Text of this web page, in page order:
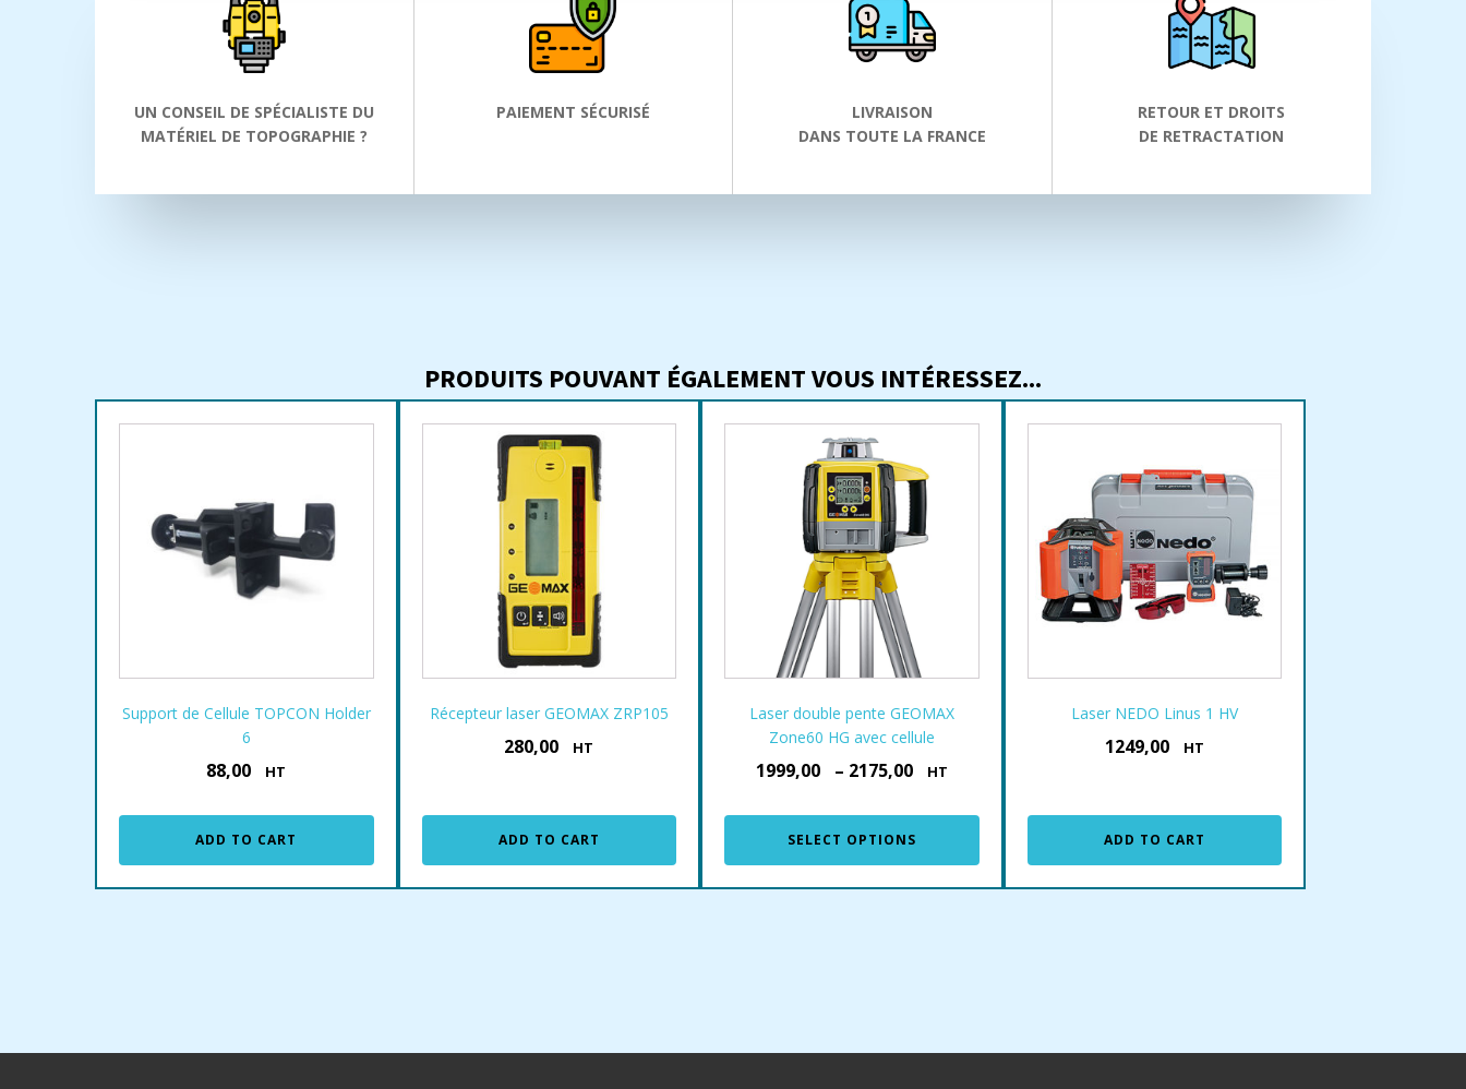
UN CONSEIL DE SPÉCIALISTE DU
MATÉRIEL DE TOPOGRAPHIE ?
PAIEMENT SÉCURISÉ
LIVRAISON
DANS TOUTE LA FRANCE
RETOUR ET DROITS
DE RETRACTATION
PRODUITS POUVANT ÉGALEMENT VOUS INTÉRESSEZ...
Support de Cellule TOPCON Holder
6
88,00 HT
ADD TO CART
Récepteur laser GEOMAX ZRP105
280,00 HT
ADD TO CART
Laser double pente GEOMAX
Zone60 HG avec cellule
1999,00€ – 2175,00€ HT
SELECT OPTIONS
Laser NEDO Linus 1 HV
1249,00€ HT
ADD TO CART